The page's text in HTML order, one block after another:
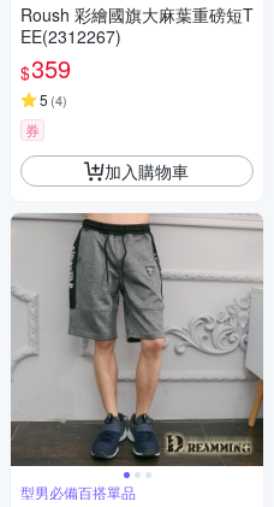
Roush 彩繪國旗大麻葉重磅短T
EE(2312267)
$359
5 (4)
券
加入購物車
型男必備百搭單品